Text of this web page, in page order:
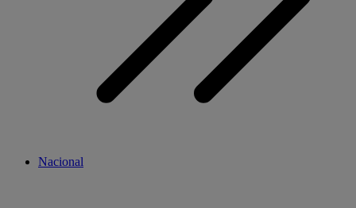
Nacional